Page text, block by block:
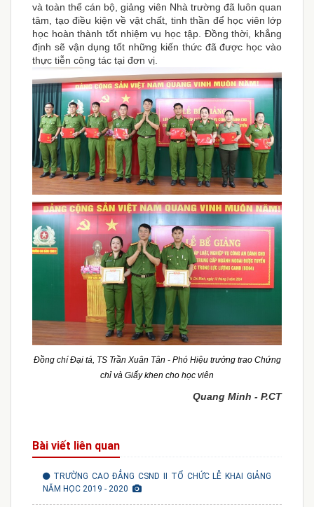
và toàn thể cán bộ, giảng viên Nhà trường đã luôn quan
tâm, tạo điều kiện về vật chất, tinh thần để học viên lớp
học hoàn thành tốt nhiệm vụ học tập. Đồng thời, khẳng
định sẽ vận dụng tốt những kiến thức đã được học vào
thực tiễn công tác tại đơn vị.
Đồng chí Đại tá, TS Trần Xuân Tân - Phó Hiệu trưởng trao Chứng
chỉ và Giấy khen cho học viên
Quang Minh - P.CT
Bài viết liên quan
TRƯỜNG CAO ĐẲNG CSND II TỔ CHỨC LỄ KHAI GIẢNG
NĂM HỌC 2019 - 2020